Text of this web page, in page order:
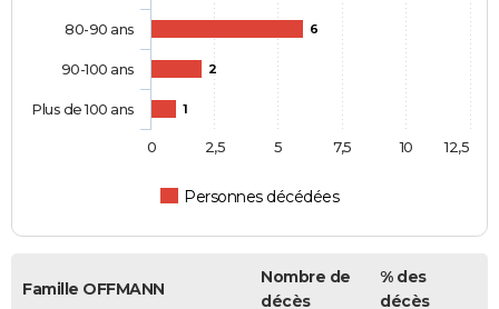
6
2
1
Personnes décédées
80-90 ans
90-100 ans
Plus de 100 ans
0 10
2,5 5 7,5 12,5
Famille OFFMANN
Nombre de
décès
% des
décès